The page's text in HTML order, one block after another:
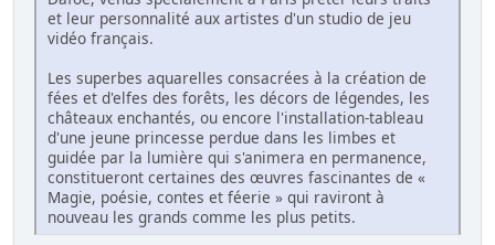
et leur personnalité aux artistes d'un studio de jeu
vidéo français.
Les superbes aquarelles consacrées à la création de
fées et d'elfes des forêts, les décors de légendes, les
châteaux enchantés, ou encore l'installation-tableau
d'une jeune princesse perdue dans les limbes et
guidée par la lumière qui s'animera en permanence,
constitueront certaines des œuvres fascinantes de «
Magie, poésie, contes et féerie » qui raviront à
nouveau les grands comme les plus petits.